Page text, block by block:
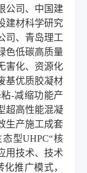
公司、中国建
建材科学研究
司、青岛理工
色低碳高质量
害化、资源化
基优质胶凝材
-减缩功能产
超高性能混凝
生产施工成套
型UHPC“核
用技术、技术
推广模式，